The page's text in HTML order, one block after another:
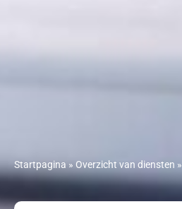
Startpagina » Overzicht van diensten »